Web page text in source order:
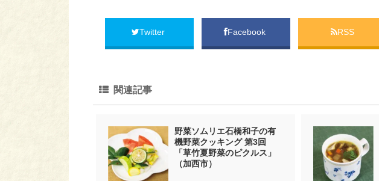
Twitter Facebook RSS
関連記事
野菜ソムリエ石橋和子の有
機野菜クッキング 第3回
「草竹夏野菜のピクルス」
（加西市）